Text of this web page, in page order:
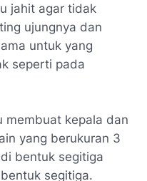
jahit agar tidak
ujungnya dan
untuk yang
seperti pada
membuat kepala dan
yang berukuran 3
bentuk segitiga
segitiga.